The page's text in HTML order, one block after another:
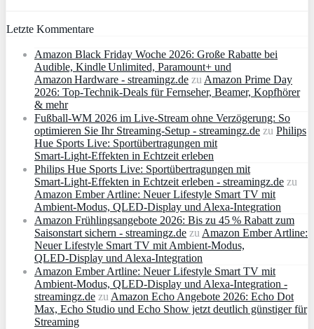
Letzte Kommentare
Amazon Black Friday Woche 2026: Große Rabatte bei
Audible, Kindle Unlimited, Paramount+ und
Amazon Hardware - streamingz.de zuAmazon Prime Day
2026: Top-Technik-Deals für Fernseher, Beamer, Kopfhörer
& mehr
Fußball-WM 2026 im Live-Stream ohne Verzögerung: So
optimieren Sie Ihr Streaming-Setup - streamingz.de zu Philips
Hue Sports Live: Sportübertragungen mit
Smart‑Light‑Effekten in Echtzeit erleben
Philips Hue Sports Live: Sportübertragungen mit
Smart‑Light‑Effekten in Echtzeit erleben - streamingz.de zu
Amazon Ember Artline: Neuer Lifestyle Smart TV mit
Ambient‑Modus, QLED‑Display und Alexa‑Integration
Amazon Frühlingsangebote 2026: Bis zu 45 % Rabatt zum
Saisonstart sichern - streamingz.de zuAmazon Ember Artline:
Neuer Lifestyle Smart TV mit Ambient‑Modus,
QLED‑Display und Alexa‑Integration
Amazon Ember Artline: Neuer Lifestyle Smart TV mit
Ambient‑Modus, QLED‑Display und Alexa‑Integration -
streamingz.de zuAmazon Echo Angebote 2026: Echo Dot
Max, Echo Studio und Echo Show jetzt deutlich günstiger für
Streaming